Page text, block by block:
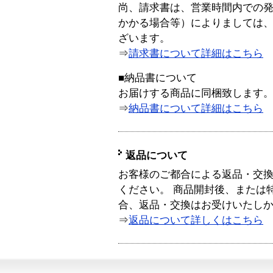
尚、請求書は、営業時間内での
かかる場合等）によりましては
ざいます。
⇒請求書について詳細はこちら
■納品書について
お届けする商品に同梱致します。
⇒納品書について詳細はこちら
返品について
お客様のご都合による返品・交
ください。 商品開封後、または
合、返品・交換はお受けいたし
⇒返品について詳しくはこちら